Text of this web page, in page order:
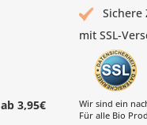
ab 3,95€
Sichere
mit SSL-
Wir sind ein
Für alle Bio